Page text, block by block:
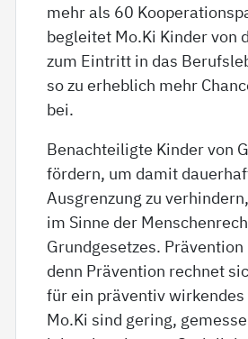
mehr als 60
begleitet Mo.Ki Kinder von
zum Eintritt in das
so zu erheblich mehr
bei.
Benachteiligte Kinder von
fördern, um damit
Ausgrenzung zu
im Sinne der
Grundgesetzes.
denn Prävention rechnet
für ein präventiv
Mo.Ki sind gering,